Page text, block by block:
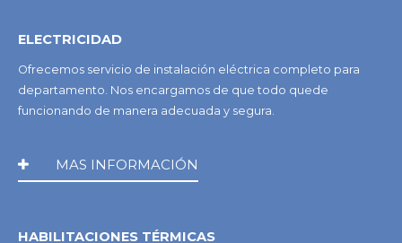
ELECTRICIDAD
Ofrecemos servicio de instalación eléctrica completo para
departamento. Nos encargamos de que todo quede
funcionando de manera adecuada y segura.
MAS INFORMACIÓN
HABILITACIONES TÉRMICAS